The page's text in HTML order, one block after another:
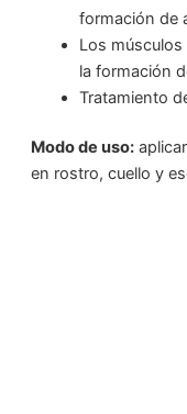
formación de
Los
la formación
Tratamiento
Modo de uso:
en rostro, cuello y